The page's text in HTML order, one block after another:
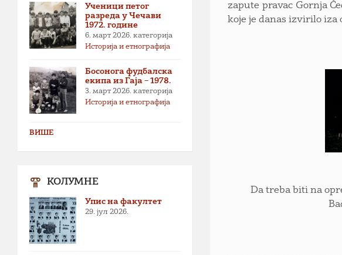
zapute pravac Gornja
koje je danas izvirilo iza
Da treba biti na
Ученици петог
разреда у Чечави
1972. године
6. март 2026. категорија
Историја и етнографија
Босонога фудбалска
екипа из Гаја – 1978.
3. март 2026. категорија
Историја и етнографија
ВИШЕ
КОЛУМНЕ
Упис на факултет
29. јул 2026.